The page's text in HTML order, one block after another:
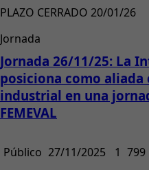
PLAZO CERRADO 20/01/26
Jornada
Jornada 26/11/25: La
posiciona como
industrial en una
FEMEVAL
Público 27/11/2025 1 799